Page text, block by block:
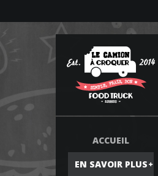
ACCUEIL
EN SAVOIR PLUS